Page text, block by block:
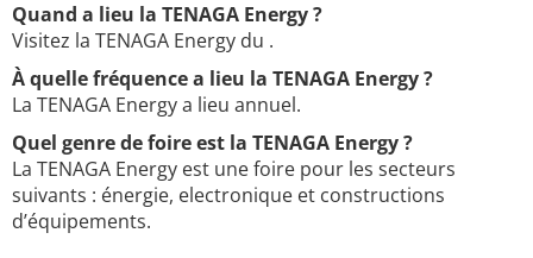
Quand a lieu la TENAGA Energy ?
Visitez la TENAGA Energy du .
À quelle fréquence a lieu la TENAGA Energy ?
La TENAGA Energy a lieu annuel.
Quel genre de foire est la TENAGA Energy ?
La TENAGA Energy est une foire pour les secteurs
suivants : énergie, electronique et constructions
d’équipements.